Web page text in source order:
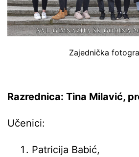
Zajednička
Razrednica: Tina Milavić,
Učenici:
Patricija Babić,